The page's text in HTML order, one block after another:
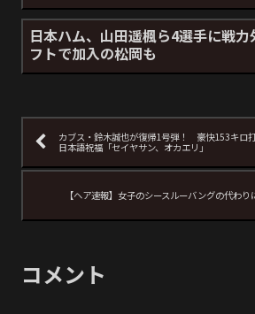
日本ハム、山田遥楓ら4選手に戦
フトで加入の松岡も
カブス・鈴木誠也が復帰1号弾！ 豪快153キロ
日本語祝福「セイヤサン、オカエリ」
【ヘア速報】女子のシースルーバングの代わ
コメント